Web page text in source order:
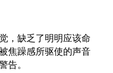
，缺乏了明明应该命
焦躁感所驱使的声音
告。